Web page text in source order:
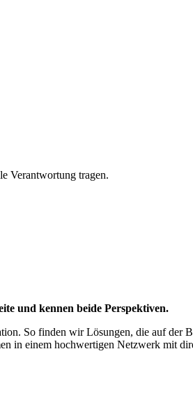
Verantwortung tragen.
und kennen beide Perspektiven.
So finden wir Lösungen, die auf der
in einem hochwertigen Netzwerk mit